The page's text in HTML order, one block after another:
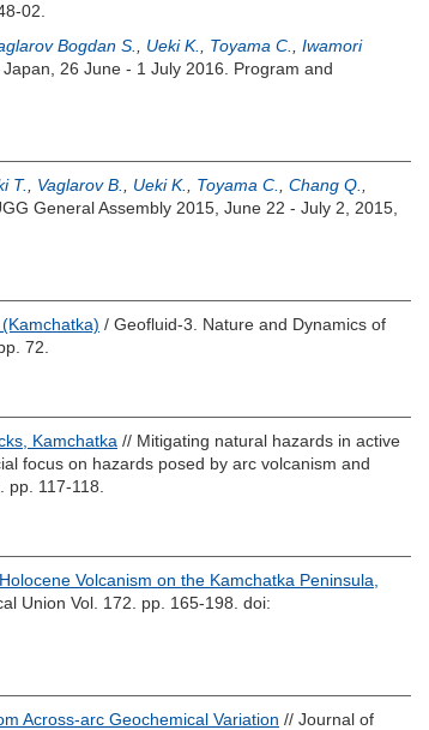
02.
Bogdan S. Ueki K. Toyama C.
Iwamori
26 June - 1 July 2016. Program and
T. Vaglarov B. Ueki K. Toyama C. Chang Q.
General Assembly 2015, June 22 - July 2, 2015,
/ Geofluid-3. Nature and Dynamics of
72.
Kamchatka // Mitigating natural hazards in active
focus on hazards posed by arc volcanism and
117-118.
Volcanism on the Kamchatka Peninsula,
Union Vol. 172. pp. 165-198. doi:
Across-arc Geochemical Variation // Journal of